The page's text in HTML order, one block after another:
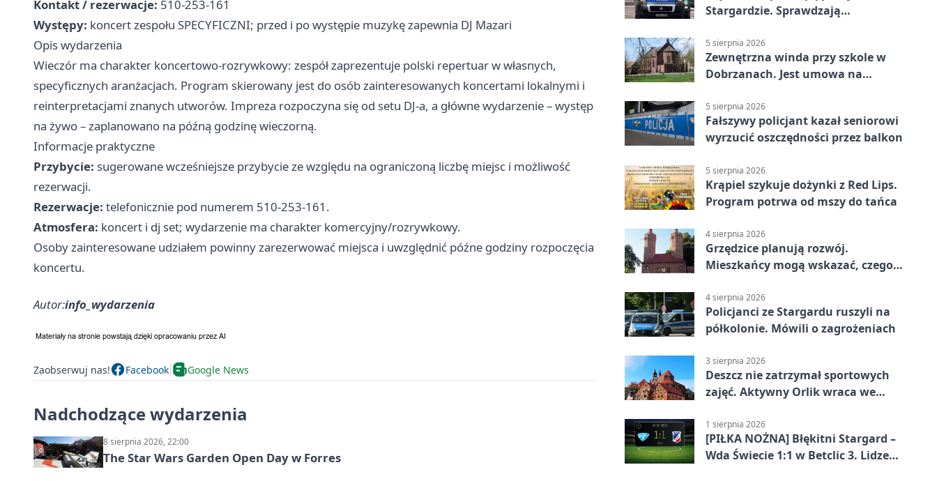
Kontakt / rezerwacje: 510-253-161
Występy: koncert zespołu SPECYFICZNI; przed i po występie muzykę zapewnia DJ Mazari
Opis wydarzenia
Wieczór ma charakter koncertowo-rozrywkowy: zespół zaprezentuje polski repertuar w własnych,
specyficznych aranżacjach. Program skierowany jest do osób zainteresowanych koncertami lokalnymi i
reinterpretacjami znanych utworów. Impreza rozpoczyna się od setu DJ-a, a główne wydarzenie – występ
na żywo – zaplanowano na późną godzinę wieczorną.
Informacje praktyczne
Przybycie: sugerowane wcześniejsze przybycie ze względu na ograniczoną liczbę miejsc i możliwość
rezerwacji.
Rezerwacje: telefonicznie pod numerem 510-253-161.
Atmosfera: koncert i dj set; wydarzenie ma charakter komercyjny/rozrywkowy.
Osoby zainteresowane udziałem powinny zarezerwować miejsca i uwzględnić późne godziny rozpoczęcia
koncertu.
Autor:info_wydarzenia
Zaobserwuj nas! Facebook Google News
Nadchodzące wydarzenia
8 sierpnia 2026, 22:00
The Star Wars Garden Open Day w Forres
Stargardzie. Sprawdzają
5 sierpnia 2026
Zewnętrzna winda przy szkole w
Dobrzanach. Jest umowa na
5 sierpnia 2026
Fałszywy policjant kazał seniorowi
wyrzucić oszczędności przez balkon
5 sierpnia 2026
Krąpiel szykuje dożynki z Red Lips.
Program potrwa od mszy do tańca
4 sierpnia 2026
Grzędzice planują rozwój.
Mieszkańcy mogą wskazać, czego
4 sierpnia 2026
Policjanci ze Stargardu ruszyli na
półkolonie. Mówili o zagrożeniach
3 sierpnia 2026
Deszcz nie zatrzymał sportowych
zajęć. Aktywny Orlik wraca we
1 sierpnia 2026
[PIŁKA NOŻNA] Błękitni Stargard –
Wda Świecie 1:1 w Betclic 3. Lidze